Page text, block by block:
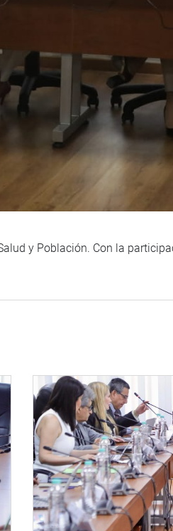
y Población. Con la